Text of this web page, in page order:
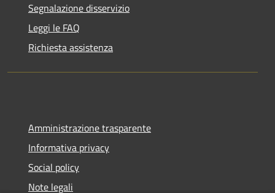
Segnalazione disservizio
Leggi le FAQ
Richiesta assistenza
Amministrazione trasparente
Informativa privacy
Social policy
Note legali